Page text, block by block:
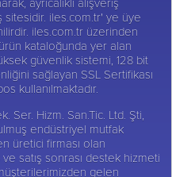
sitesidir. iles.com.tr' ye üye
iles.com.tr üzerinden
kataloğunda yer alan
güvenlik sistemi, 128 bit
sağlayan SSL Sertifikası
kullanılmaktadır.
Ser. Hizm. San.Tic. Ltd. Şti,
endüstriyel mutfak
üretici firması olan
ve satış sonrası destek hizmeti
gelen